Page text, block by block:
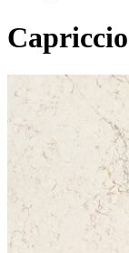
Capriccio